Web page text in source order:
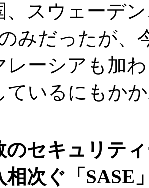
、スウェーデ
みだったが、
レーシアも加
ているにもか
のセキュリテ
相次ぐ「